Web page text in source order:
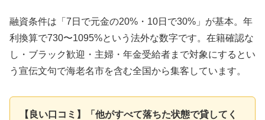
融資条件は「7日で元金の20%・10日で30%」が基本。年
利換算で730〜1095%という法外な数字です。在籍確認な
し・ブラック歓迎・主婦・年金受給者まで対象にするとい
う宣伝文句で海老名市を含む全国から集客しています。
【良い口コミ】「他がすべて落ちた状態で貸してく